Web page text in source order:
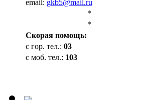
email: gkb5@mail.ru
*
*
Cкорая помощь:
с гор. тел.: 03
с моб. тел.: 103